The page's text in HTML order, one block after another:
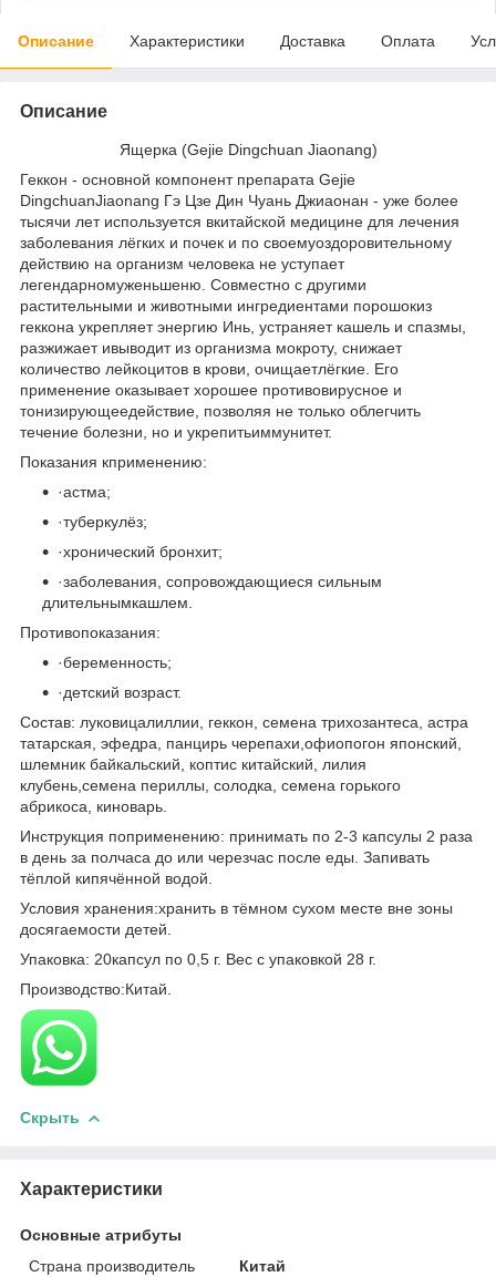
Описание Характеристики Доставка Оплата
Описание
Ящерка (Gejie Dingchuan Jiaonang)
Геккон - основной компонент препарата Gejie
DingсhuanJiaonang Гэ Цзе Дин Чуань Джиаонан - уже более
тысячи лет используется вкитайской медицине для лечения
заболевания лёгких и почек и по своемуоздоровительному
действию на организм человека не уступает
легендарномуженьшеню. Совместно с другими
растительными и животными ингредиентами порошокиз
геккона укрепляет энергию Инь, устраняет кашель и спазмы,
разжижает ивыводит из организма мокроту, снижает
количество лейкоцитов в крови, очищаетлёгкие. Его
применение оказывает хорошее противовирусное и
тонизирующеедействие, позволяя не только облегчить
течение болезни, но и укрепитьиммунитет.
Показания кприменению:
·астма;
·туберкулёз;
·хронический бронхит;
·заболевания, сопровождающиеся сильным
длительнымкашлем.
Противопоказания:
·беременность;
·детский возраст.
Состав: луковицалиллии, геккон, семена трихозантеса, астра
татарская, эфедра, панцирь черепахи,офиопогон японский,
шлемник байкальский, коптис китайский, лилия
клубень,семена периллы, солодка, семена горького
абрикоса, киноварь.
Инструкция поприменению: принимать по 2-3 капсулы 2 раза
в день за полчаса до или черезчас после еды. Запивать
тёплой кипячённой водой.
Условия хранения:хранить в тёмном сухом месте вне зоны
досягаемости детей.
Упаковка: 20капсул по 0,5 г. Вес с упаковкой 28 г.
Производство:Китай.
Скрыть
Характеристики
Основные атрибуты
Страна производитель
Китай